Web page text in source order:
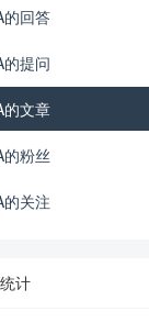
的回答
的提问
的文章
的粉丝
的关注
计